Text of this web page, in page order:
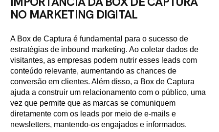
NO MARKETING DIGITAL
A Box de Captura é fundamental para o sucesso de
estratégias de inbound marketing. Ao coletar dados de
visitantes, as empresas podem nutrir esses leads com
conteúdo relevante, aumentando as chances de
conversão em clientes. Além disso, a Box de Captura
ajuda a construir um relacionamento com o público, uma
vez que permite que as marcas se comuniquem
diretamente com os leads por meio de e-mails e
newsletters, mantendo-os engajados e informados.